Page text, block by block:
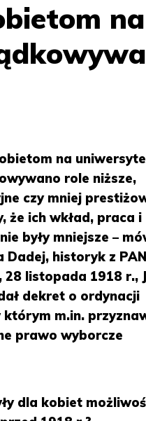
na
role niższe,
czy mniej
że ich wkład, praca i
były mniejsze –
Dadej, historyk z
28 listopada 1918 r.,
dekret o ordynacji
m.in.
prawo wyborcze
dla kobiet